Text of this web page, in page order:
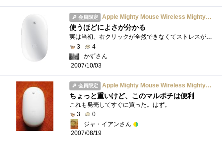
会員限定 Apple Mighty Mouse Wireless Mighty Mouse MA272J/A
使うほどによさが分かる
実は当初、右クリックが全然できなくてストレスがたまっていました。が、仕組みを知ってしまえば俄然使いやすくなりました。これ、全体が1つ�...
3
4
かずさん
2007/10/03
会員限定 Apple Mighty Mouse Wireless Mighty Mouse MA272J/A
ちょっと重いけど、このマルポチは便利
これも発売してすぐに買った。はず。
3
0
ジャ・イアンさん
2007/08/19